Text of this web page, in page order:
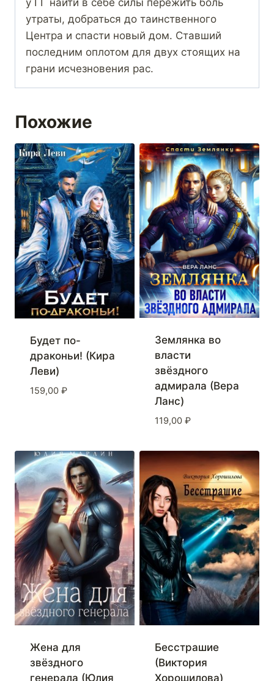
у ГГ найти в себе силы пережить боль
утраты, добраться до таинственного
Центра и спасти новый дом. Ставший
последним оплотом для двух стоящих на
грани исчезновения рас.
Похожие
Будет по-
драконьи! (Кира
Леви)
159,00 ₽
Землянка во
власти
звёздного
адмирала (Вера
Ланс)
119,00 ₽
Жена для
звёздного
генерала (Юлия
Бесстрашие
(Виктория
Хорошилова)